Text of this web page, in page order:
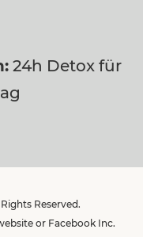
24h Detox für
Reserved.
or Facebook Inc.